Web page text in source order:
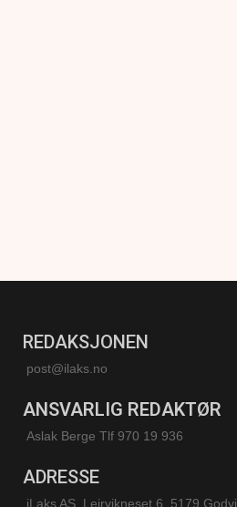
REDAKSJONEN
post@ilaks.no
ANSVARLIG REDAKTØR
Aslak Berge Tlf 970 19 936
ADRESSE
iLaks AS, Leirvikneset 6, 5179